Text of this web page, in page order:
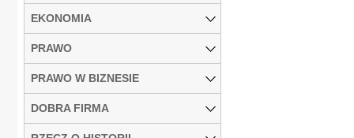
EKONOMIA
PRAWO
PRAWO W BIZNESIE
DOBRA FIRMA